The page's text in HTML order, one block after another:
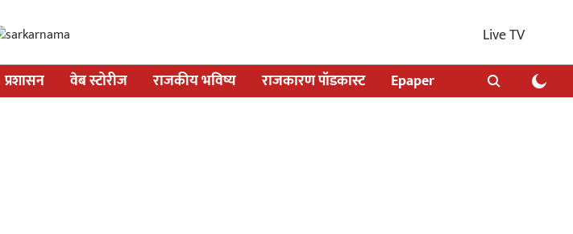
Live TV
प्रशासन वेब स्टोरीज राजकीय भविष्य राजकारण पॉडकास्ट Epaper